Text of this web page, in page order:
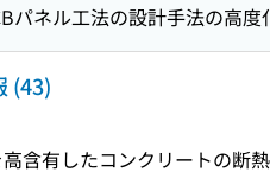
桟により分割されたMSIの
測データを用いた天気の
上目隠し壁のピーク風力係
を用いた自動搬送ロボット
現するための施工機械位置
パネル工法の設計手法の高
検討 : CBパネル工法の変形
MIX（柱RC梁S）構法の適
の境界に鋼製プレートを有
びそのシミュレーション
下量算定法 システム同定
(43)
含有したコンクリートの断